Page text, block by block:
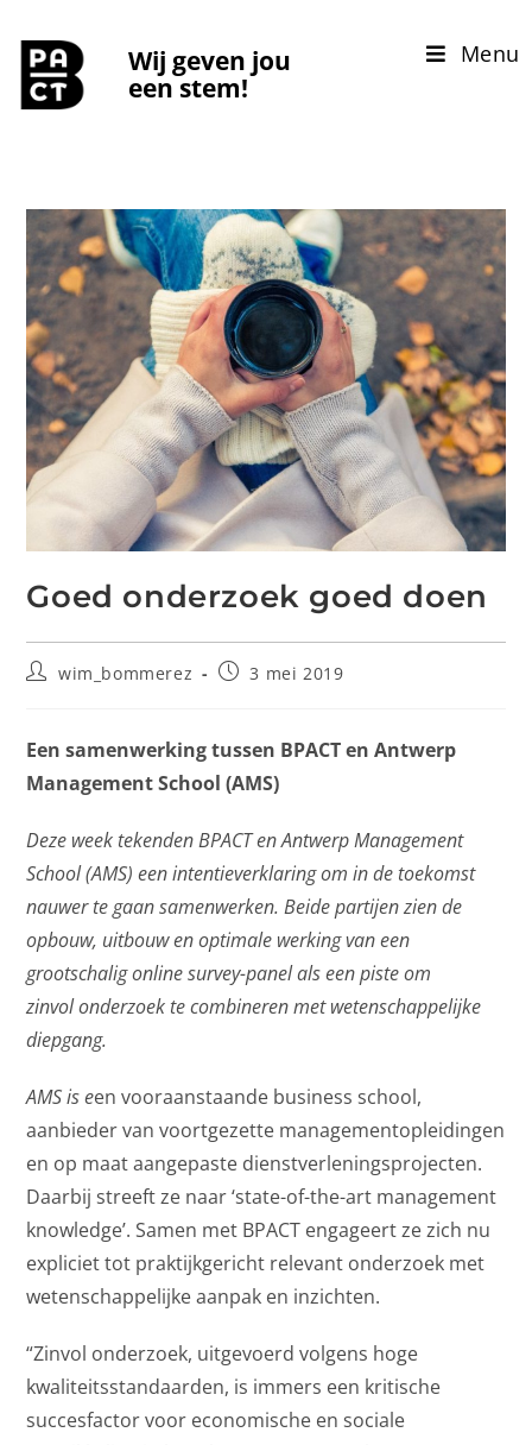
Wij geven jou
een stem!
Menu
Goed onderzoek goed doen
wim_bommerez 3 mei 2019
Een samenwerking tussen BPACT en Antwerp
Management School (AMS)
Deze week tekenden BPACT en Antwerp Management
School (AMS) een intentieverklaring om in de toekomst
nauwer te gaan samenwerken. Beide partijen zien de
opbouw, uitbouw en optimale werking van een
grootschalig online survey-panel als een piste om
zinvol onderzoek te combineren met wetenschappelijke
diepgang.
AMS is een vooraanstaande business school,
aanbieder van voortgezette managementopleidingen
en op maat aangepaste dienstverleningsprojecten.
Daarbij streeft ze naar ‘state-of-the-art management
knowledge’. Samen met BPACT engageert ze zich nu
expliciet tot praktijkgericht relevant onderzoek met
wetenschappelijke aanpak en inzichten.
“Zinvol onderzoek, uitgevoerd volgens hoge
kwaliteitsstandaarden, is immers een kritische
succesfactor voor economische en sociale